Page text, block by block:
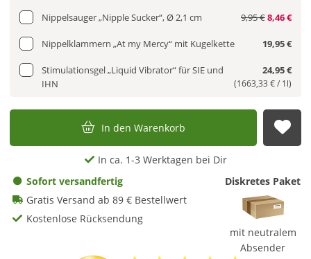
Nippelsauger „Nipple Sucker“, Ø 2,1 cm 9,95 €8,46 €
Nippelklammern „At my Mercy“ mit Kugelkette 19,95 €
Stimulationsgel „Liquid Vibrator“ für SIE und
IHN
24,95 €
(1663,33 € / 1l)
In den Warenkorb
In ca. 1-3 Werktagen bei Dir
Sofort versandfertig
Gratis Versand ab 89 € Bestellwert
Kostenlose Rücksendung
Diskretes Paket
mit neutralem
Absender